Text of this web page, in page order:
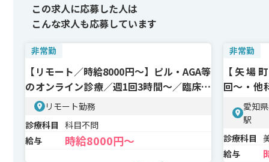
この求人に応募した人は
こんな求人も応募しています
非常勤
【リモート／時給8000円〜】ピル・AGA等
のオンライン診療／週1回3時間〜／臨床研
修修了後1年以上OK
リモート勤務
診療科目
科目不問
給与
時給8000円〜
非常勤
【矢場
回〜・他
来＋美容
愛知
駅
診療科目
給与